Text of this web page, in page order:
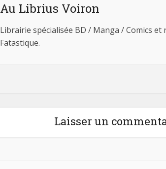
Au Librius Voiron
Librairie spécialisée BD / Manga / Comics et
Fatastique.
Laisser un